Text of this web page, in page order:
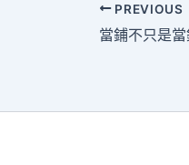
PREVIOUS